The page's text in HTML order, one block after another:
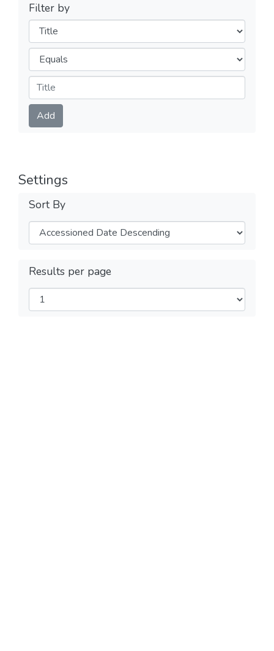
Filter by
Filters
Operators
Submit
Add
Settings
Sort By
Results per page